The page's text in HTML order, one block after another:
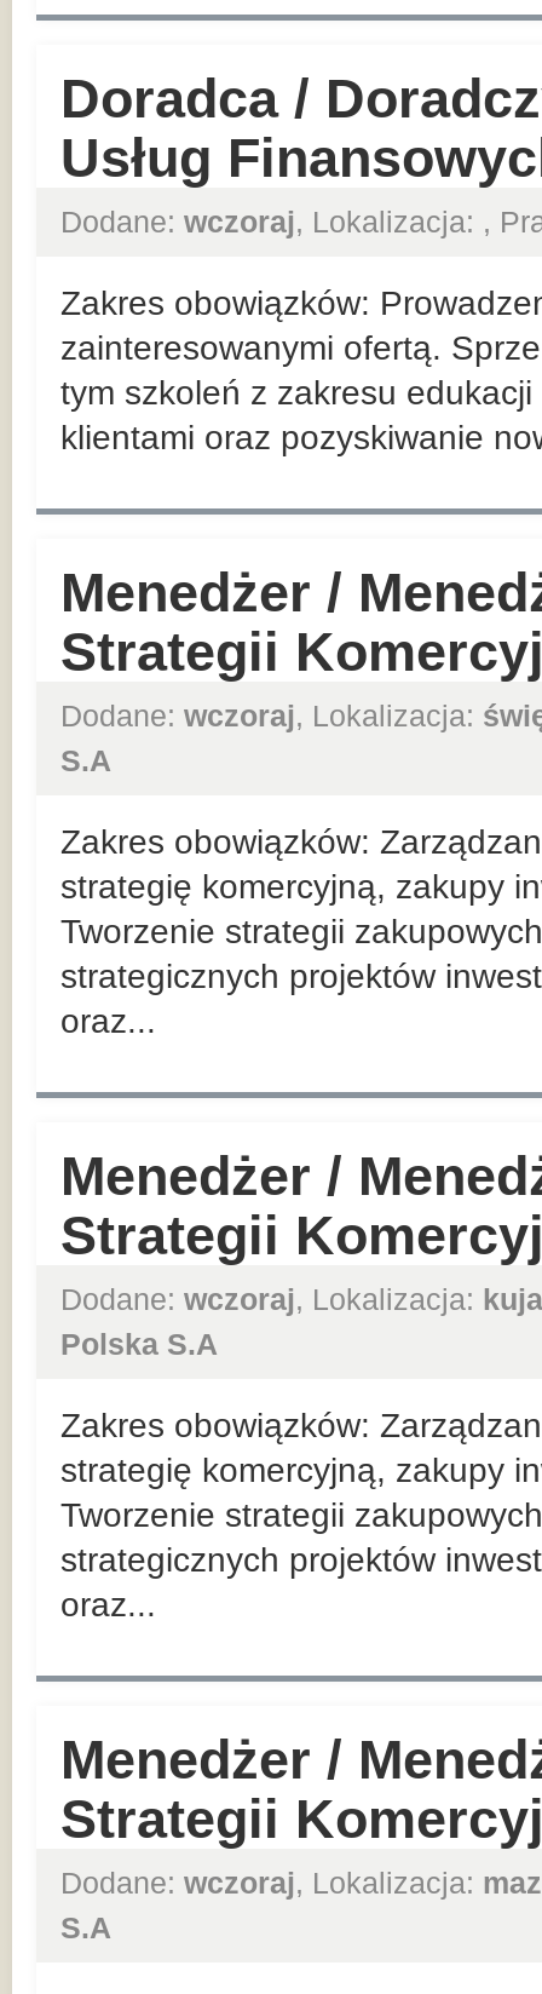
Doradca /
Usług
Dodane: wczoraj, Lokalizacja: ,
Zakres obowiązków:
zainteresowanymi ofertą.
tym szkoleń z zakresu
klientami oraz pozyskiwanie
Menedżer /
Strategii
Dodane: wczoraj, Lokalizacja:
S.A
Zakres obowiązków:
strategię komercyjną, zakupy
Tworzenie strategii
strategicznych projektów
oraz...
Menedżer /
Strategii
Dodane: wczoraj, Lokalizacja:
Polska S.A
Zakres obowiązków:
strategię komercyjną, zakupy
Tworzenie strategii
strategicznych projektów
oraz...
Menedżer /
Strategii
Dodane: wczoraj, Lokalizacja:
S.A